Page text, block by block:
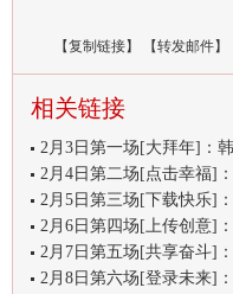
【复制链接】 【转发邮件】
相关链接
2月3日第一场[大拜年]：
2月4日第二场[点击幸福]
2月5日第三场[下载快乐]
2月6日第四场[上传创意]
2月7日第五场[共享奋斗]
2月8日第六场[登录未来]